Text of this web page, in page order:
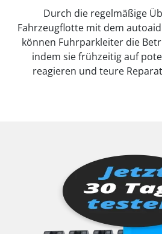
Durch die regelmäßige
Fahrzeugflotte mit dem
können Fuhrparkleiter die
indem sie frühzeitig auf
reagieren und teure